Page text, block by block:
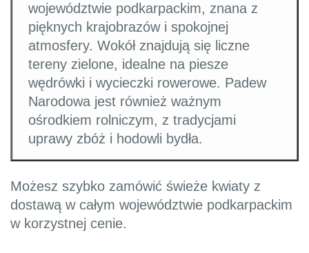
województwie podkarpackim, znana z
pięknych krajobrazów i spokojnej
atmosfery. Wokół znajdują się liczne
tereny zielone, idealne na piesze
wędrówki i wycieczki rowerowe. Padew
Narodowa jest również ważnym
ośrodkiem rolniczym, z tradycjami
uprawy zbóż i hodowli bydła.
Możesz szybko zamówić świeże kwiaty z
dostawą w całym województwie podkarpackim
w korzystnej cenie.